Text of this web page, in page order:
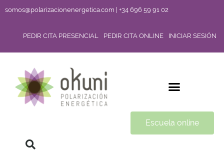
somos@polarizacionenergetica.com | +34 696 59 91 02
PEDIR CITA PRESENCIAL PEDIR CITA ONLINE INICIAR SESIÓN
Escuela online